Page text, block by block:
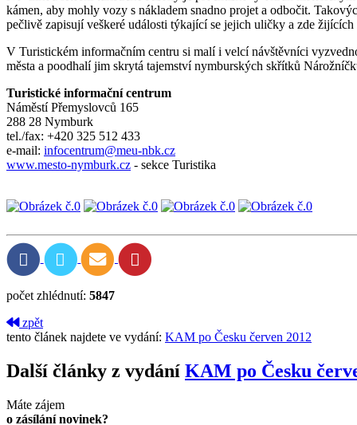
kámen, aby mohly vozy s nákladem snadno projet a odbočit.
pečlivě zapisují veškeré události týkající se jejich uličky a zde žijících
V Turistickém informačním centru si malí i velcí návštěvníci
města a poodhalí jim skrytá tajemství nymburských skřítků
Turistické informační centrum
Náměstí Přemyslovců 165
288 28 Nymburk
tel./fax: +420 325 512 433
e-mail: infocentrum@meu-nbk.cz
www.mesto-nymburk.cz - sekce Turistika
počet zhlédnutí: 5847
zpět
tento článek najdete ve vydání: KAM po Česku červen 2012
Další články z vydání KAM po Česku
Máte zájem
o zásílání novinek?